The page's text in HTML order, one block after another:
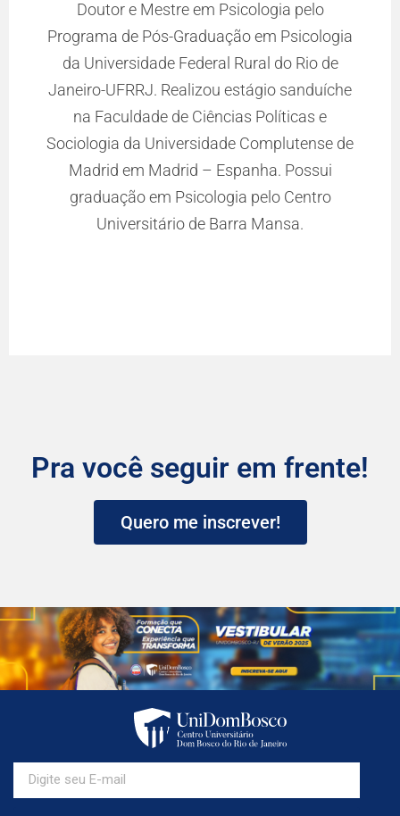
Doutor e Mestre em Psicologia pelo
Programa de Pós-Graduação em Psicologia
da Universidade Federal Rural do Rio de
Janeiro-UFRRJ. Realizou estágio sanduíche
na Faculdade de Ciências Políticas e
Sociologia da Universidade Complutense de
Madrid em Madrid – Espanha. Possui
graduação em Psicologia pelo Centro
Universitário de Barra Mansa.
Pra você seguir em frente!
Quero me inscrever!